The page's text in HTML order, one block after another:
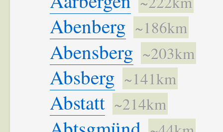
Abenberg ~186km
Abensberg ~203km
Absberg ~141km
Abstatt ~214km